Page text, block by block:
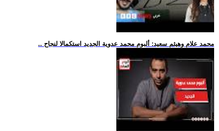
.. محمد علام وهيثم سعيد: ألبوم محمد عدوية الجديد استكمالا لنجاح